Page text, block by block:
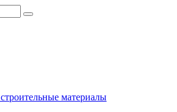
строительные материалы